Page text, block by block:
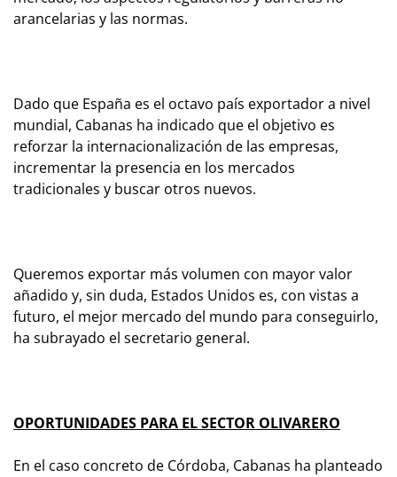
arancelarias y las normas.
Dado que España es el octavo país exportador a nivel
mundial, Cabanas ha indicado que el objetivo es
reforzar la internacionalización de las empresas,
incrementar la presencia en los mercados
tradicionales y buscar otros nuevos.
Queremos exportar más volumen con mayor valor
añadido y, sin duda, Estados Unidos es, con vistas a
futuro, el mejor mercado del mundo para conseguirlo,
ha subrayado el secretario general.
OPORTUNIDADES PARA EL SECTOR OLIVARERO
En el caso concreto de Córdoba, Cabanas ha planteado